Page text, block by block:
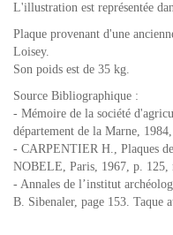
L'illustration est représentée
Plaque provenant d'une
Loisey.
Son poids est de 35 kg.
Source Bibliographique :
- Mémoire de la société
département de la Marne,
- CARPENTIER H., Plaques
NOBELE, Paris, 1967, p. 125,
- Annales de l’institut
B. Sibenaler, page 153. Taque